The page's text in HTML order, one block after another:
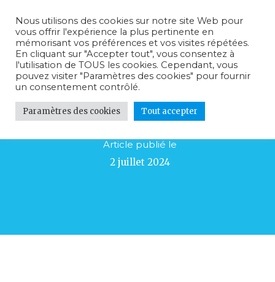
Concert Rythm Blues & Jazz
Article publié le
2 juillet 2024
Nous utilisons des cookies sur notre site Web pour
vous offrir l'expérience la plus pertinente en
mémorisant vos préférences et vos visites répétées.
En cliquant sur "Accepter tout", vous consentez à
l'utilisation de TOUS les cookies. Cependant, vous
pouvez visiter "Paramètres des cookies" pour fournir
un consentement contrôlé.
Paramètres des cookies Tout accepter